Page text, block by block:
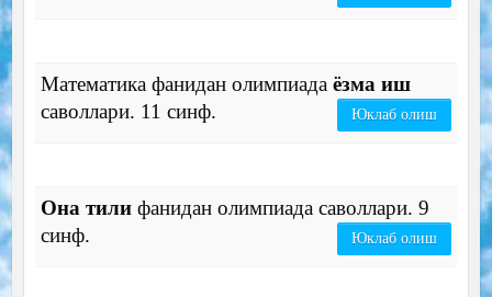
Математика фанидан олимпиада ёзма иш
саволлари. 11 синф.
Юклаб олиш
Она тилифанидан олимпиада саволлари. 9
синф.
Юклаб олиш